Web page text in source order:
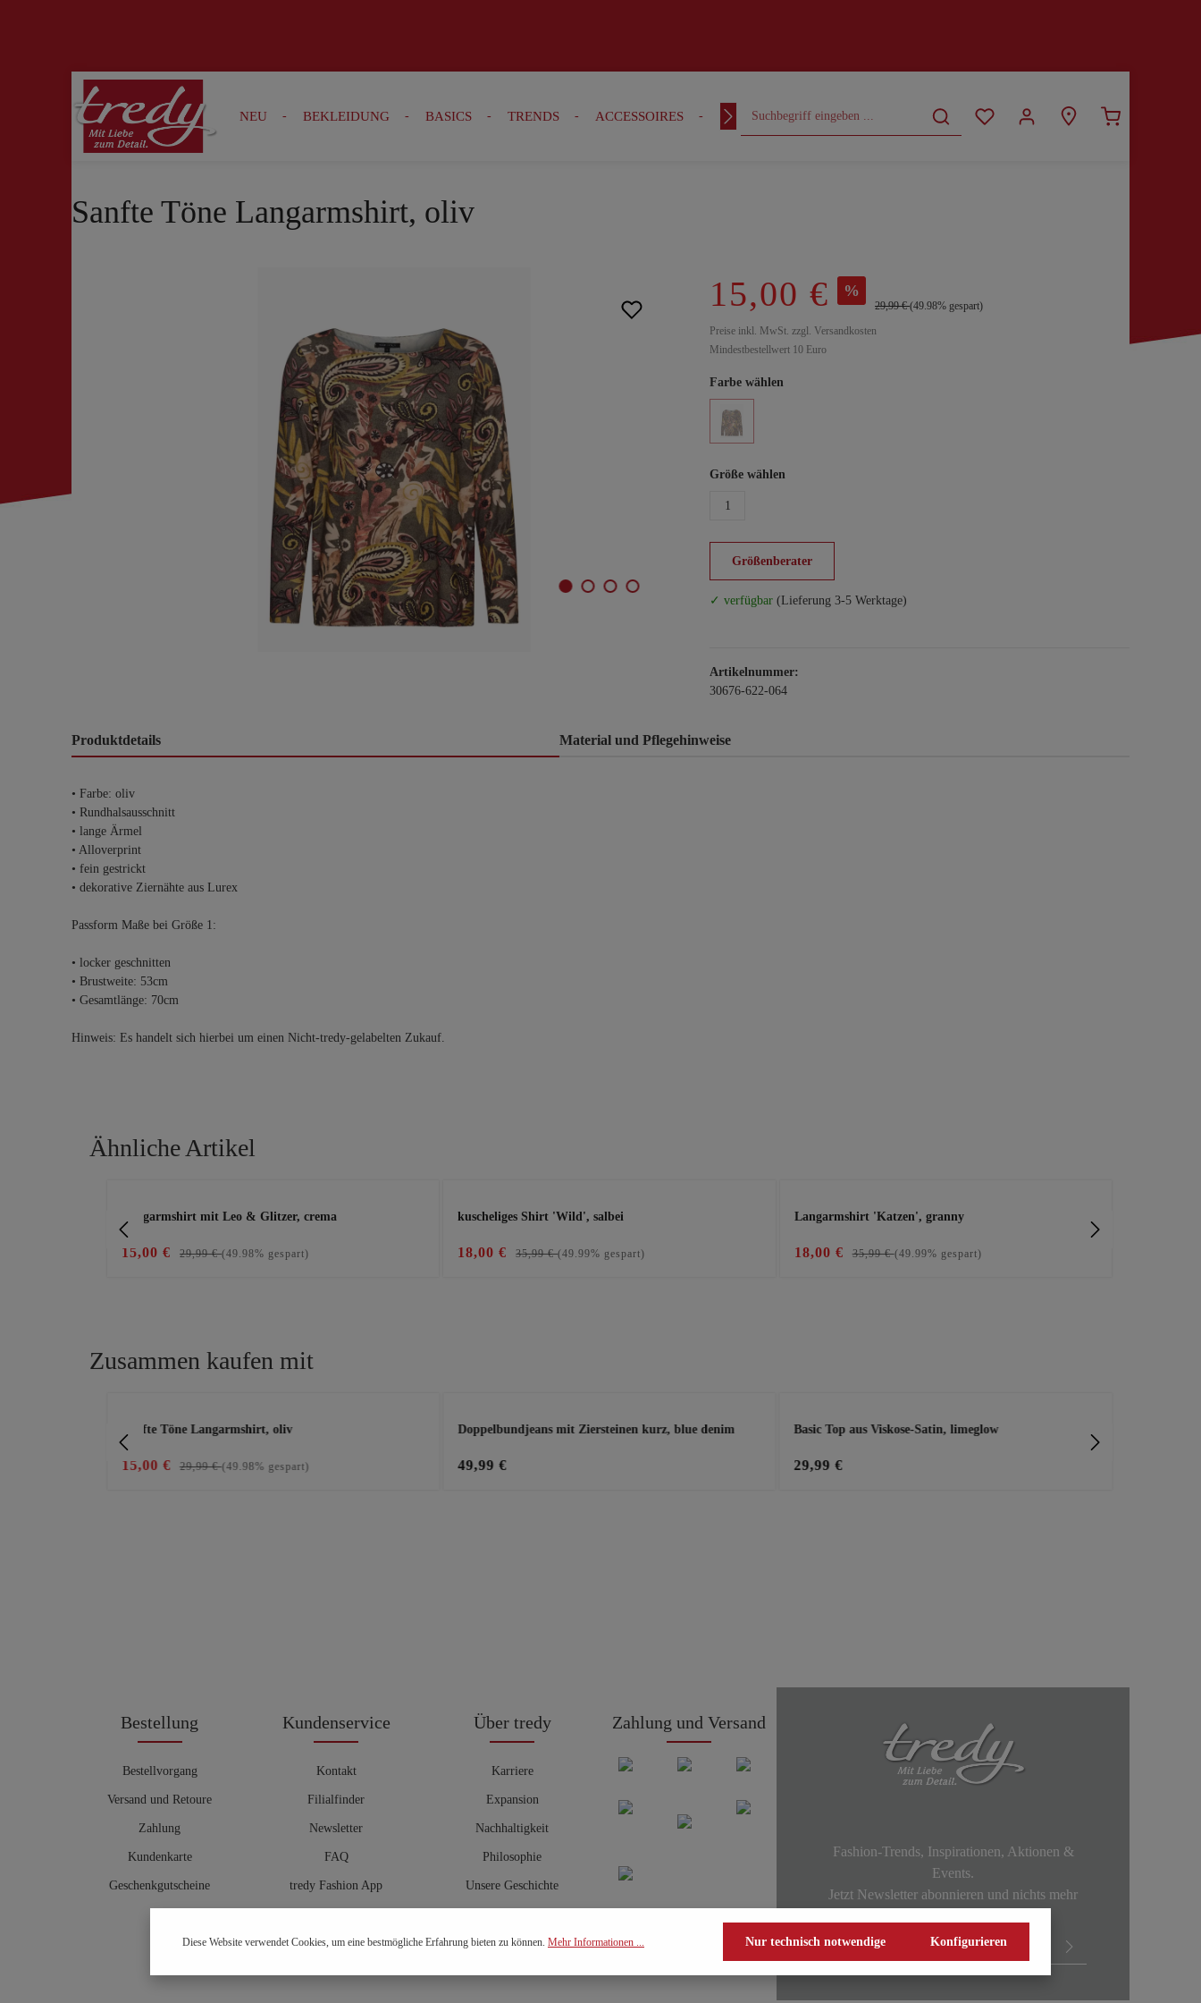
Zur Suche springen Zur Hauptnavigation springen
NEU BEKLEIDUNG BASICS TRENDS ACCESSOIRES OUTFITS CURVY
Sanfte Töne Langarmshirt, oliv
15,00 € %
29,99 €(49.98% gespart)
Preise inkl. MwSt. zzgl. Versandkosten
Mindestbestellwert 10 Euro
Farbe wählen
Größe wählen
1
Größenberater
✓ verfügbar (Lieferung 3-5 Werktage)
Artikelnummer:
30676-622-064
Produktdetails Material und Pflegehinweise
• Farbe: oliv
• Rundhalsausschnitt
• lange Ärmel
• Alloverprint
• fein gestrickt
• dekorative Ziernähte aus Lurex
Passform Maße bei Größe 1:
• locker geschnitten
• Brustweite: 53cm
• Gesamtlänge: 70cm
Hinweis: Es handelt sich hierbei um einen Nicht-tredy-gelabelten Zukauf.
Ähnliche Artikel
Langarmshirt mit Leo & Glitzer, crema
15,00 € 29,99 €(49.98% gespart)
kuscheliges Shirt 'Wild', salbei
18,00 € 35,99 €(49.99% gespart)
Langarmshirt 'Katzen', granny
18,00 € 35,99 €(49.99% gespart)
Zusammen kaufen mit
Sanfte Töne Langarmshirt, oliv
15,00 € 29,99 €(49.98% gespart)
Doppelbundjeans mit Ziersteinen kurz, blue denim
49,99 €
Basic Top aus Viskose-Satin, limeglow
29,99 €
Bestellung
Bestellvorgang
Versand und Retoure
Zahlung
Kundenkarte
Geschenkgutscheine
Kundenservice
Kontakt
Filialfinder
Newsletter
FAQ
tredy Fashion App
Hosenberater
Über tredy
Karriere
Expansion
Nachhaltigkeit
Philosophie
Unsere Geschichte
Zahlung und Versand
Fashion-Trends, Inspirationen, Aktionen &
Events.
Jetzt Newsletter abonnieren und nichts mehr
Diese Website verwendet Cookies, um eine bestmögliche Erfahrung bieten zu können. Mehr Informationen ... Nur technisch notwendige Konfigurieren